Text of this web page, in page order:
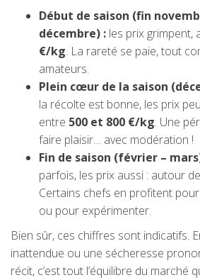
Début de saison (fin
décembre) : les prix grimpent,
€/kg. La rareté se paie, tout
amateurs.
Plein cœur de la saison
la récolte est bonne, les prix
entre 500 et 800 €/kg. Une
faire plaisir… avec modération !
Fin de saison (février –
parfois, les prix aussi : autour de
Certains chefs en profitent
ou pour expérimenter.
Bien sûr, ces chiffres sont indicatifs.
inattendue ou une sécheresse
récit, c’est tout l’équilibre du marché